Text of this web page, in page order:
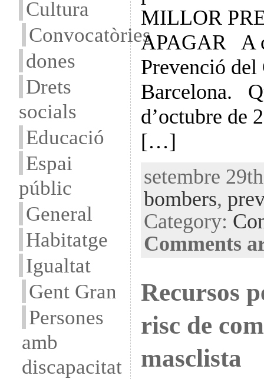
Cultura
Convocatòries
dones
Drets
socials
Educació
Espai
públic
General
Habitatge
Igualtat
Gent Gran
Persones
amb
discapacitat
MILLOR
APAGAR A
Prevenció del
Barcelona.
d’octubre de
[…]
setembre
bombers,
Category:
Comments
Recursos
risc de
masclista